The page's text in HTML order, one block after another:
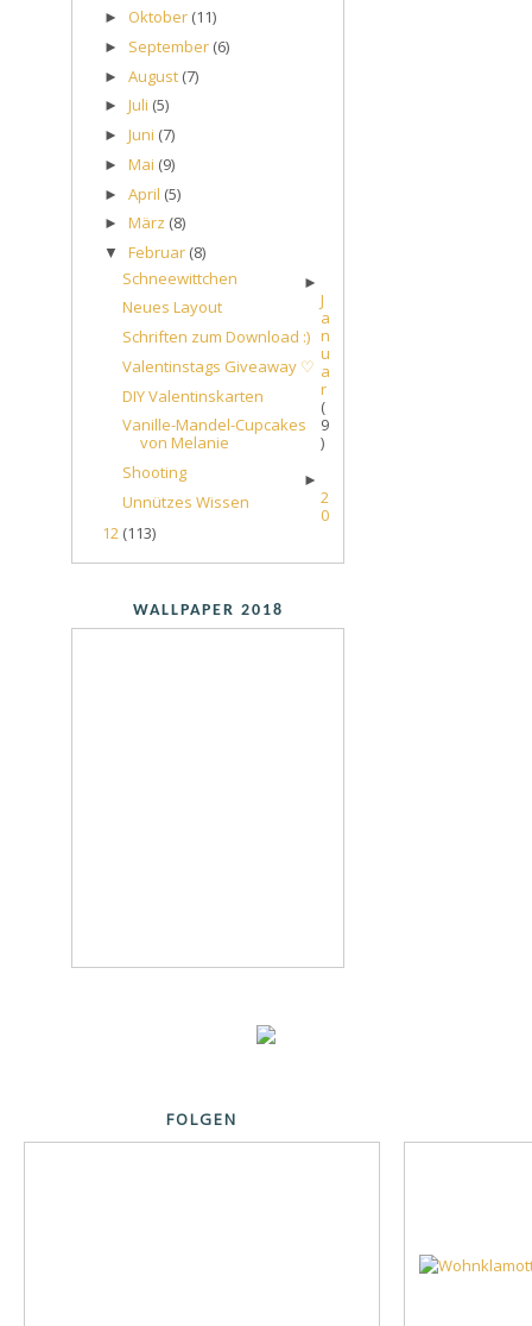
► Oktober (11)
► September (6)
► August (7)
► Juli (5)
► Juni (7)
► Mai (9)
► April (5)
► März (8)
▼ Februar (8)
Schneewittchen
Neues Layout
Schriften zum Download :)
Valentinstags Giveaway ♡
DIY Valentinskarten
Vanille-Mandel-Cupcakes
von Melanie
Shooting
Unnützes Wissen
►
J
a
n
u
a
r
(
9
)
►
2
0
12 (113)
WALLPAPER 2018
FOLGEN